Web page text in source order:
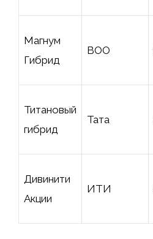
Магнум
Гибрид
ВОО
Титановый
гибрид
Тата
Дивинити
Акции
ИТИ